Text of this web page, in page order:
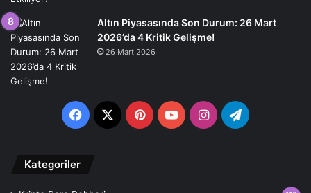
Altın Piyasasında Son Durum: 26 Mart
2026’da 4 Kritik Gelişme!
26 Mart 2026
Facebook
X PinterestYouTubeInstagramTelegram
Kategoriler